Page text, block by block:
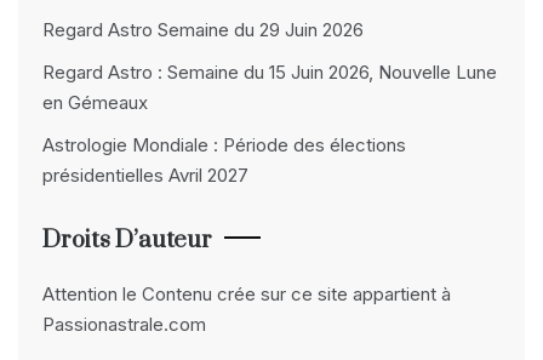
Regard Astro Semaine du 29 Juin 2026
Regard Astro : Semaine du 15 Juin 2026, Nouvelle Lune
en Gémeaux
Astrologie Mondiale : Période des élections
présidentielles Avril 2027
Droits D’auteur
Attention le Contenu crée sur ce site appartient à
Passionastrale.com